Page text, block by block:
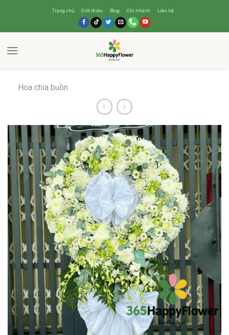
Trang chủ Giới thiệu Blog Chi nhánh Liên hệ
Hoa chia buồn